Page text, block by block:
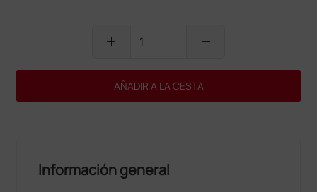
add remove
AÑADIR A LA CESTA
Información general